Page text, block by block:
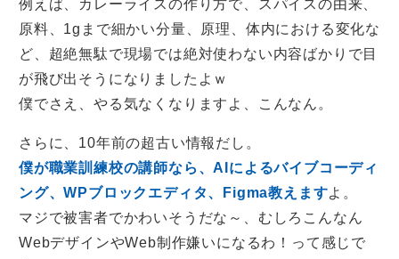
例えば、カレーライスの作り方で、スパイスの由来、
原料、1gまで細かい分量、原理、体内における変化な
ど、超絶無駄で現場では絶対使わない内容ばかりで目
が飛び出そうになりましたよｗ
僕でさえ、やる気なくなりますよ、こんなん。
さらに、10年前の超古い情報だし。
僕が職業訓練校の講師なら、AIによるバイブコーディ
ング、WPブロックエディタ、Figma教えますよ。
マジで被害者でかわいそうだな～、むしろこんなん
WebデザインやWeb制作嫌いになるわ！って感じで